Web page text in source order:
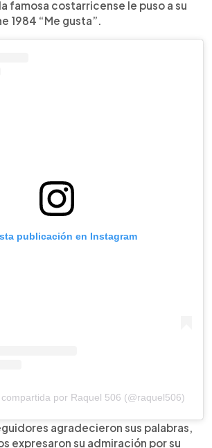
famosa costarricense le puso a su
1984 “Me gusta”.
publicación en Instagram
por Raquel 506 (@raquel506)
agradecieron sus palabras,
expresaron su admiración por su